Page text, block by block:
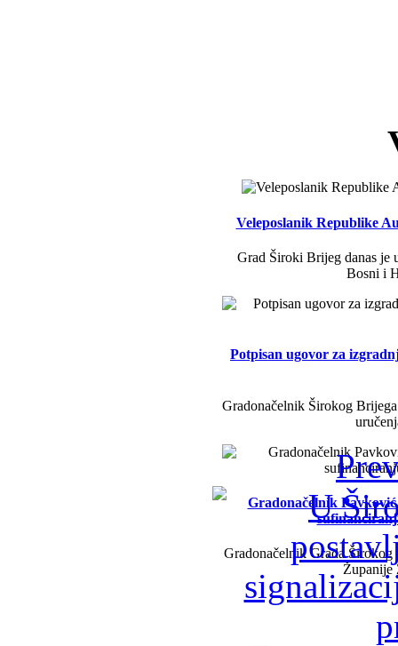
Veleposlanik Republike
Grad Široki Brijeg danas je
Bosni i
Potpisan ugovor za
Gradonačelnik Širokog
Gradonačelnik
Gradonačelnik Grada
Županije